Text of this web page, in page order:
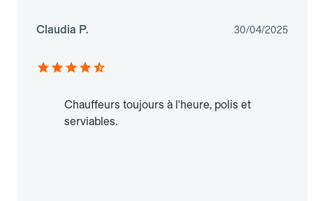
Claudia P. 30/04/2025
Chauffeurs toujours à l'heure, polis et
serviables.